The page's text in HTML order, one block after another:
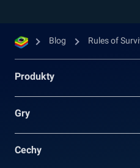
Blog Rules of
Produkty
Gry
Cechy